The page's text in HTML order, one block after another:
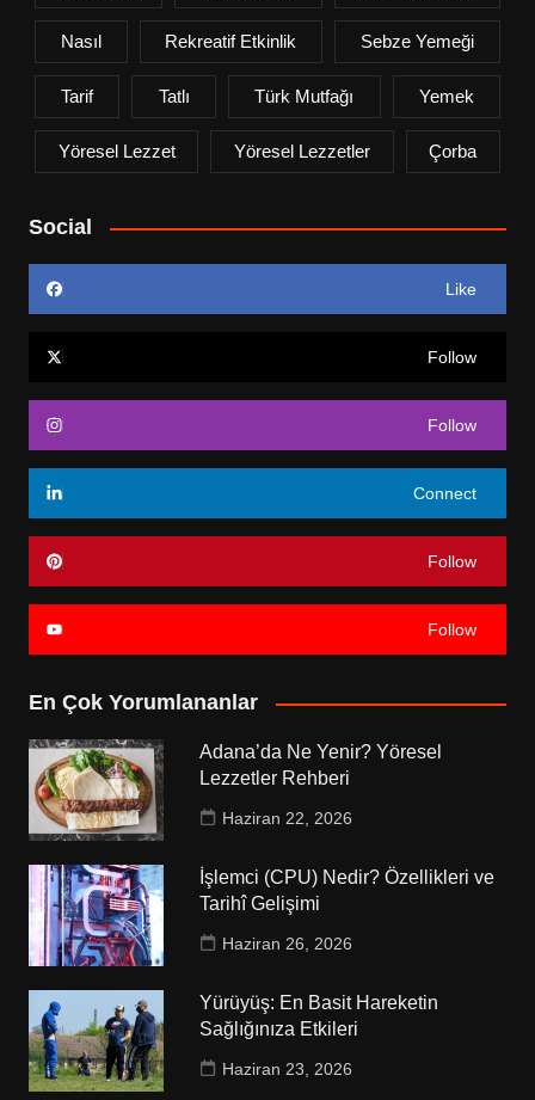
Nasıl Rekreatif Etkinlik Sebze Yemeği
Tarif Tatlı Türk Mutfağı Yemek
Yöresel Lezzet Yöresel Lezzetler Çorba
Social
Like
Follow
Follow
Connect
Follow
Follow
En Çok Yorumlananlar
Adana’da Ne Yenir? Yöresel
Lezzetler Rehberi
Haziran 22, 2026
İşlemci (CPU) Nedir? Özellikleri ve
Tarihî Gelişimi
Haziran 26, 2026
Yürüyüş: En Basit Hareketin
Sağlığınıza Etkileri
Haziran 23, 2026